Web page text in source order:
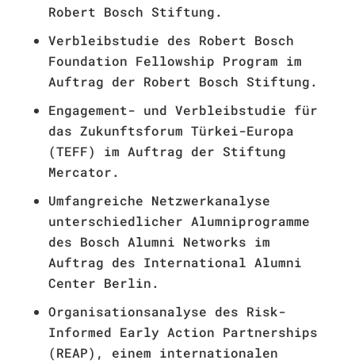
Robert Bosch Stiftung.
Verbleibstudie des Robert Bosch
Foundation Fellowship Program im
Auftrag der Robert Bosch Stiftung.
Engagement- und Verbleibstudie für
das Zukunftsforum Türkei-Europa
(TEFF) im Auftrag der Stiftung
Mercator.
Umfangreiche Netzwerkanalyse
unterschiedlicher Alumniprogramme
des Bosch Alumni Networks im
Auftrag des International Alumni
Center Berlin.
Organisationsanalyse des Risk-
Informed Early Action Partnerships
(REAP), einem internationalen